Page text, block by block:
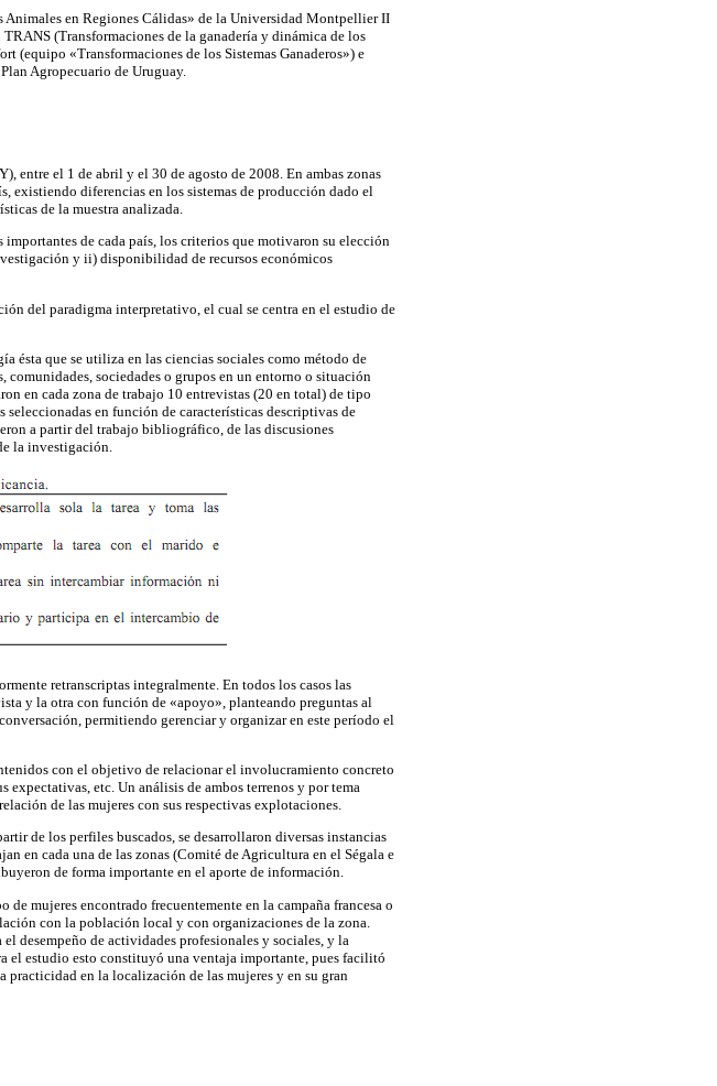
en Regiones Cálidas» de la Universidad Montpellier II
(Transformaciones de la ganadería y dinámica de los
(equipo «Transformaciones de los Sistemas Ganaderos») e
Agropecuario de Uruguay.
entre el 1 de abril y el 30 de agosto de 2008. En ambas zonas
existiendo diferencias en los sistemas de producción dado el
de la muestra analizada.
importantes de cada país, los criterios que motivaron su elección
y ii) disponibilidad de recursos económicos
del paradigma interpretativo, el cual se centra en el estudio de
que se utiliza en las ciencias sociales como método de
sociedades o grupos en un entorno o situación
en cada zona de trabajo 10 entrevistas (20 en total) de tipo
seleccionadas en función de características descriptivas de
a partir del trabajo bibliográfico, de las discusiones
la investigación.
retranscriptas integralmente. En todos los casos las
y la otra con función de «apoyo», planteando preguntas al
permitiendo gerenciar y organizar en este período el
con el objetivo de relacionar el involucramiento concreto
expectativas, etc. Un análisis de ambos terrenos y por tema
de las mujeres con sus respectivas explotaciones.
de los perfiles buscados, se desarrollaron diversas instancias
en cada una de las zonas (Comité de Agricultura en el Ségala e
de forma importante en el aporte de información.
mujeres encontrado frecuentemente en la campaña francesa o
con la población local y con organizaciones de la zona.
desempeño de actividades profesionales y sociales, y la
el estudio esto constituyó una ventaja importante, pues facilitó
practicidad en la localización de las mujeres y en su gran